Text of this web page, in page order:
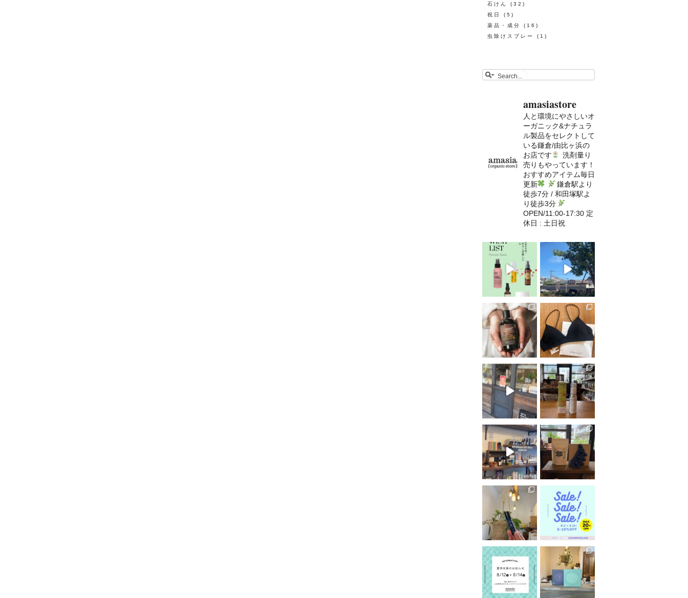
石けん
(32)
祝日
(5)
薬品・成分
(16)
虫除けスプレー
(1)
amasiastore
人と環境にやさしいオ
ーガニック&ナチュラ
ル製品をセレクトして
いる鎌倉/由比ヶ浜の
お店です
洗剤量り
売りもやっています！
おすすめアイテム毎日
更新
鎌倉駅より
徒歩7分 / 和田塚駅よ
り徒歩3分
OPEN/11:00-17:30 定
休日 : 土日祝